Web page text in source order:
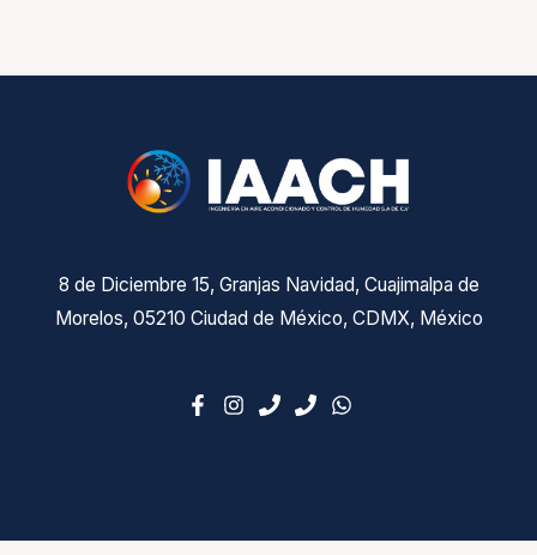
8 de Diciembre 15, Granjas Navidad, Cuajimalpa de
Morelos, 05210 Ciudad de México, CDMX, México